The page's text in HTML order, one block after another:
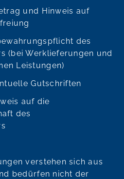
und Hinweis auf
des
(bei Werklieferungen und
Leistungen)
Gutschriften
auf die
des
verstehen sich aus
bedürfen nicht der